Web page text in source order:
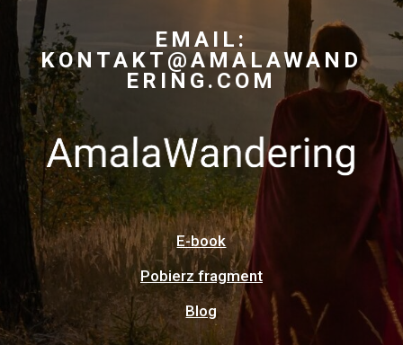
EMAIL:
KONTAKT@AMALAWAND
ERING.COM
E-book
Pobierz fragment
Blog